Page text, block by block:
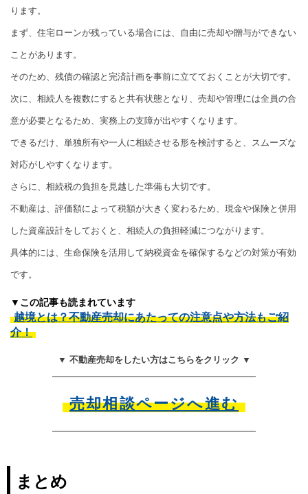
ります。
まず、住宅ローンが残っている場合には、自由に売却や贈与ができない
ことがあります。
そのため、残債の確認と完済計画を事前に立てておくことが大切です。
次に、相続人を複数にすると共有状態となり、売却や管理には全員の合
意が必要となるため、実務上の支障が出やすくなります。
できるだけ、単独所有や一人に相続させる形を検討すると、スムーズな
対応がしやすくなります。
さらに、相続税の負担を見越した準備も大切です。
不動産は、評価額によって税額が大きく変わるため、現金や保険と併用
した資産設計をしておくと、相続人の負担軽減につながります。
具体的には、生命保険を活用して納税資金を確保するなどの対策が有効
です。
▼この記事も読まれています
越境とは？不動産売却にあたっての注意点や方法もご紹
介！
▼ 不動産売却をしたい方はこちらをクリック ▼
売却相談ページへ進む
まとめ